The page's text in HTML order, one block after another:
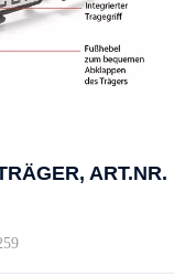
ART.NR.